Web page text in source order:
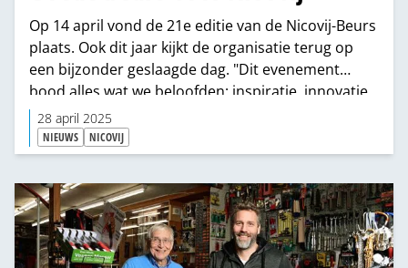
Op 14 april vond de 21e editie van de Nicovij-Beurs
plaats. Ook dit jaar kijkt de organisatie terug op
een bijzonder geslaagde dag. "Dit evenement
bood alles wat we beloofden: inspiratie, innovatie
en volop ruimte voor ontmoeting en
kennisdeling."
28 april 2025
NIEUWS NICOVIJ